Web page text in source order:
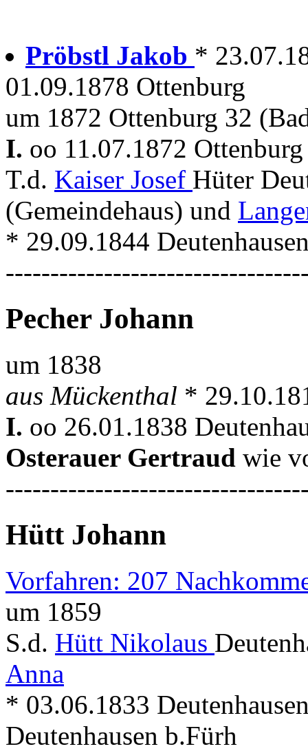
Pröbstl Jakob *
01.09.1878 Ottenburg
um 1872 Ottenburg 32
I. oo 11.07.1872
T.d. Kaiser Josef Hüter
(Gemeindehaus) und
* 29.09.1844
Pecher Johann
um 1838
aus Mückenthal *
I. oo 26.01.1838
Osterauer Gertraud wie
Hütt Johann
Vorfahren: 207
um 1859
S.d. Hütt Nikolaus
Anna
* 03.06.1833
Deutenhausen b.Fürh